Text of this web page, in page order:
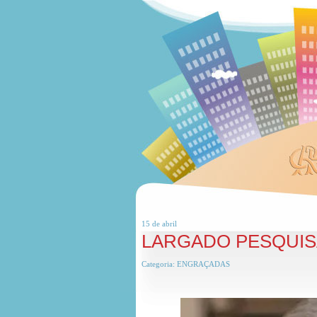
15 de abril
LARGADO
Categoria: ENGRAÇADAS